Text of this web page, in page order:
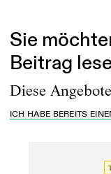
Sie
Beitrag
Diese
ICH HABE BEREITS